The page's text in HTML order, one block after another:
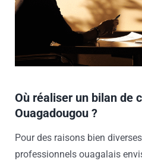
Où réaliser un bilan de
Ouagadougou ?
Pour des raisons bien
professionnels ouagalais